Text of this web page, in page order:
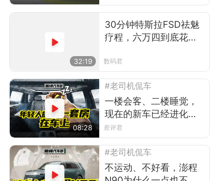
32:19
30分钟特斯拉FSD祛魅
疗程，六万四到底花的
数码君
08:28
#老司机侃车
一楼会客、二楼睡觉，
现在的新车已经进化出
Loft了？
差评君
#老司机侃车
不运动、不好看，澎程